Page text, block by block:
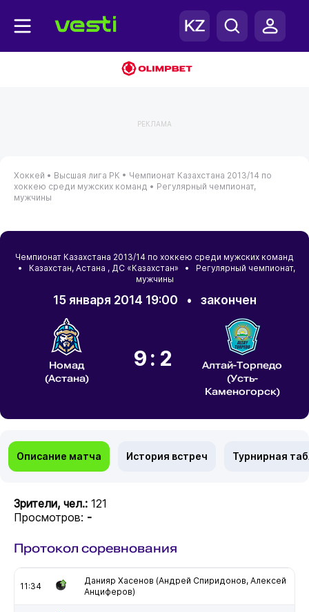
РЕКЛАМА
Хоккей • Высшая лига РК • Чемпионат Казахстана 2013/14 по
хоккею среди мужских команд • Регулярный чемпионат,
мужчины
Чемпионат Казахстана 2013/14 по хоккею среди мужских команд
• Казахстан, Астана , ДС «Казахстан» • Регулярный чемпионат,
мужчины
15 января 2014 19:00 • закончен
Номад
(Астана)
9:2
Алтай-Торпедо
(Усть-
Каменогорск)
Описание матча История встреч Турнирная
Зрители, чел.: 121
Просмотров: -
Протокол соревнования
11:34
Данияр Хасенов (Андрей Спиридонов, Алексей
Анциферов)